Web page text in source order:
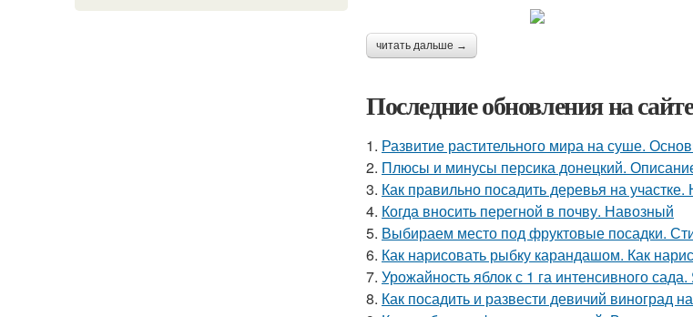
читать дальше →
Последние обновления на
1. Развитие растительного мира на суше.
2. Плюсы и минусы персика донецкий.
3. Как правильно посадить деревья на
4. Когда вносить перегной в почву. Навозный
5. Выбираем место под фруктовые посадки.
6. Как нарисовать рыбку карандашом. Как
7. Урожайность яблок с 1 га интенсивного
8. Как посадить и развести девичий